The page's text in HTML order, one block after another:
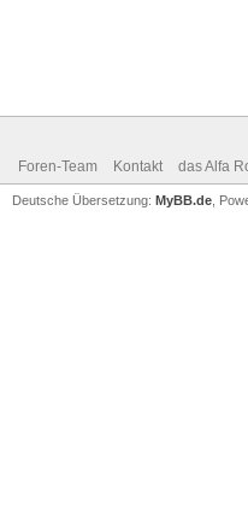
Foren-Team Kontakt das Alfa
Deutsche Übersetzung: MyBB.de ,